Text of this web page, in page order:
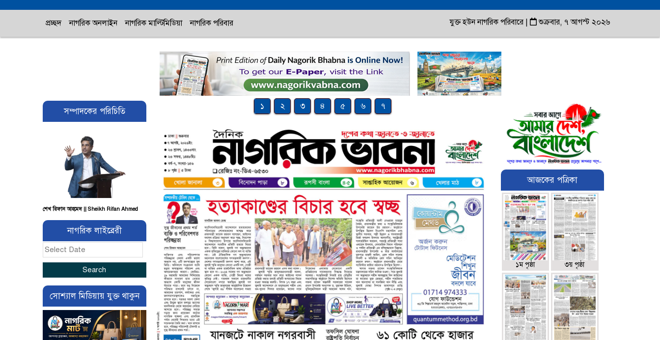
প্রচ্ছদ নাগরিক অনলাইন নাগরিক মাল্টিমিডিয়া নাগরিক পরিবার যুক্ত হউন নাগরিক পরিবারে শুক্রবার, ৭ আগস্ট ২০২৬
সম্পাদকের পরিচিতি
শেখ রিফান আহমেদ || Sheikh Rifan Ahmed
নাগরিক লাইব্রেরী
সোশ্যাল মিডিয়ায় যুক্ত থাকুন
১ ২ ৩ ৪ ৫ ৬ ৭
আজকের পত্রিকা
১ম পৃষ্ঠা ৩য় পৃষ্ঠা